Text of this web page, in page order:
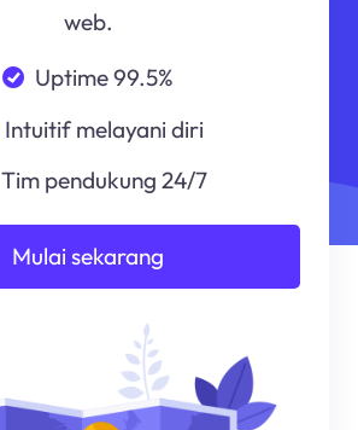
web.
Uptime 99.5%
Intuitif melayani diri
Tim pendukung 24/7
Mulai sekarang